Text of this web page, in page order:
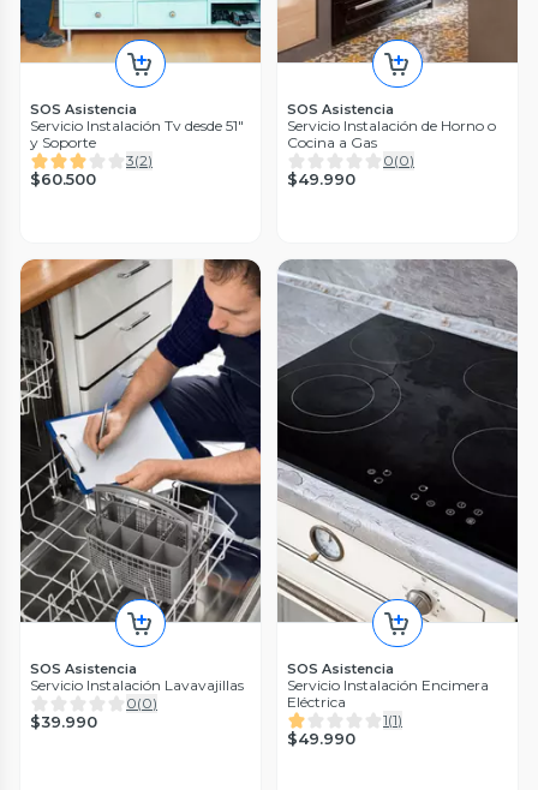
SOS Asistencia
Servicio Instalación Tv desde 51"
y Soporte
3(2)
$60.500
SOS Asistencia
Servicio Instalación de Horno o
Cocina a Gas
0(0)
$49.990
SOS Asistencia
Servicio Instalación Lavavajillas
0(0)
$39.990
SOS Asistencia
Servicio Instalación Encimera
Eléctrica
1(1)
$49.990